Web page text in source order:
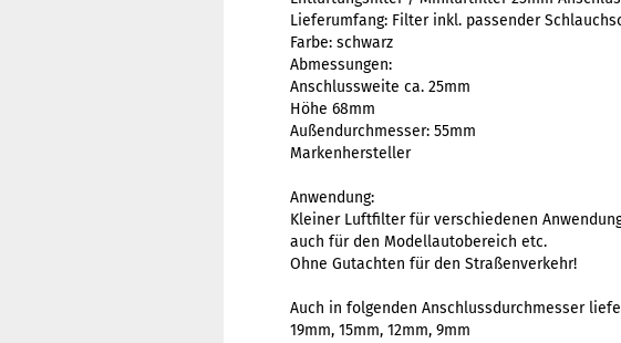
Lieferumfang: Filter inkl. passender
Farbe: schwarz
Abmessungen:
Anschlussweite ca. 25mm
Höhe 68mm
Außendurchmesser: 55mm
Markenhersteller
Anwendung:
Kleiner Luftfilter für verschiedenen
auch für den Modellautobereich etc.
Ohne Gutachten für den Straßenverkehr!
Auch in folgenden Anschlussdurchmesser
19mm, 15mm, 12mm, 9mm